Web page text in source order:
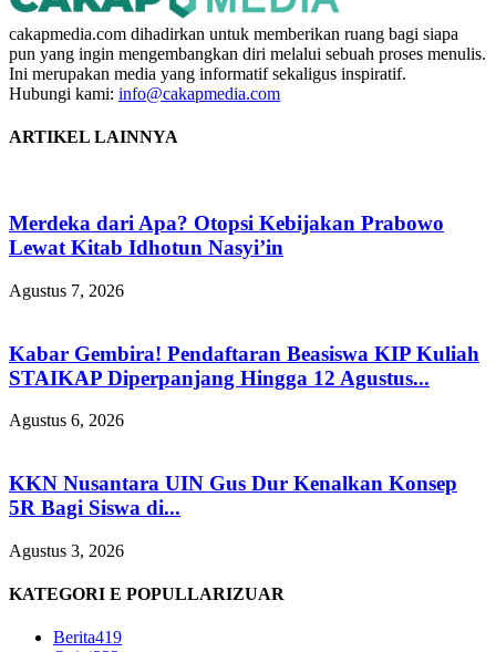
cakapmedia.com dihadirkan untuk memberikan ruang bagi siapa
pun yang ingin mengembangkan diri melalui sebuah proses menulis.
Ini merupakan media yang informatif sekaligus inspiratif.
Hubungi kami: info@cakapmedia.com
ARTIKEL LAINNYA
Merdeka dari Apa? Otopsi Kebijakan Prabowo
Lewat Kitab Idhotun Nasyi’in
Agustus 7, 2026
Kabar Gembira! Pendaftaran Beasiswa KIP Kuliah
STAIKAP Diperpanjang Hingga 12 Agustus...
Agustus 6, 2026
KKN Nusantara UIN Gus Dur Kenalkan Konsep
5R Bagi Siswa di...
Agustus 3, 2026
KATEGORI E POPULLARIZUAR
Berita419